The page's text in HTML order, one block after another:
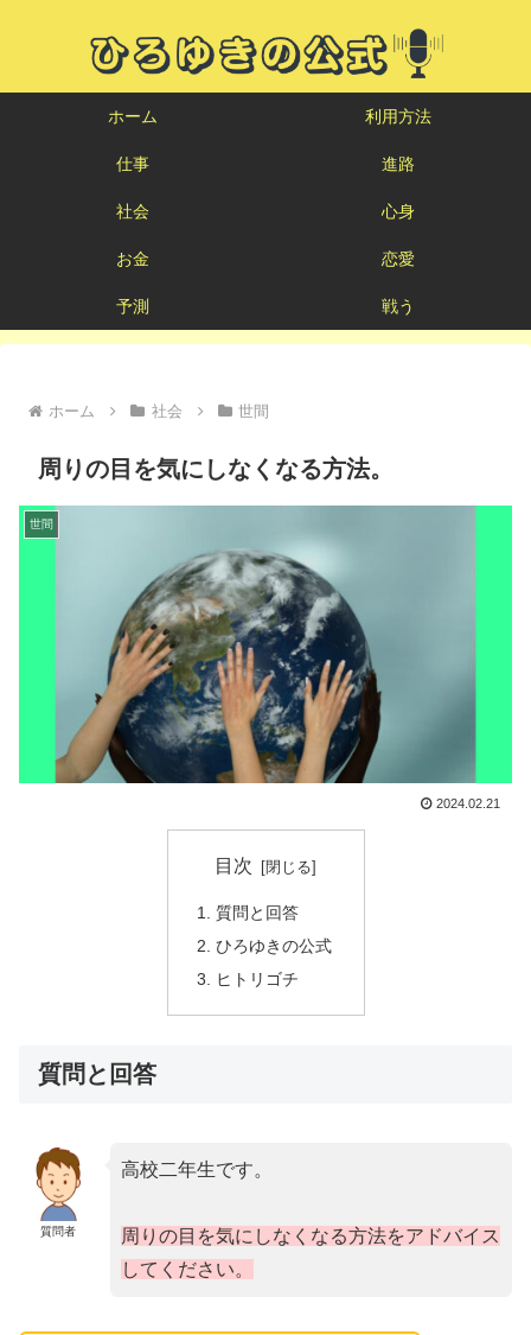
ホーム 利用方法
仕事 進路
社会 心身
お金 恋愛
予測 戦う
ホーム 社会 世間
周りの目を気にしなくなる方法。
世間
2024.02.21
目次
質問と回答
ひろゆきの公式
ヒトリゴチ
質問と回答
質問者
高校二年生です。
周りの目を気にしなくなる方法をアドバイス
してください。